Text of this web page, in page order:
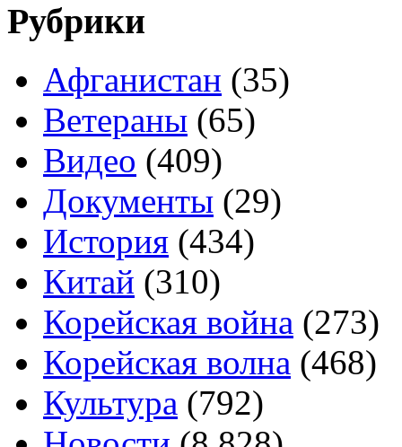
Рубрики
Афганистан (35)
Ветераны (65)
Видео (409)
Документы (29)
История (434)
Китай (310)
Корейская война (273)
Корейская волна (468)
Культура (792)